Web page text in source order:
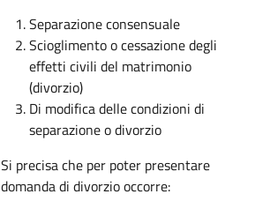
Separazione consensuale
Scioglimento o cessazione degli
effetti civili del matrimonio
(divorzio)
Di modifica delle condizioni di
separazione o divorzio
Si precisa che per poter presentare
domanda di divorzio occorre: